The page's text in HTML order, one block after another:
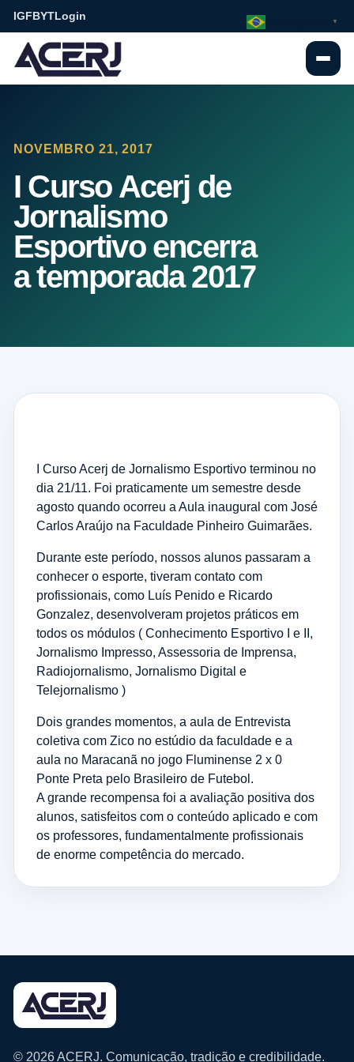
IGFBYTLogin
NOVEMBRO 21, 2017
I Curso Acerj de
Jornalismo
Esportivo encerra
a temporada 2017
I Curso Acerj de Jornalismo Esportivo terminou no
dia 21/11. Foi praticamente um semestre desde
agosto quando ocorreu a Aula inaugural com José
Carlos Araújo na Faculdade Pinheiro Guimarães.
Durante este período, nossos alunos passaram a
conhecer o esporte, tiveram contato com
profissionais, como Luís Penido e Ricardo
Gonzalez, desenvolveram projetos práticos em
todos os módulos ( Conhecimento Esportivo I e II,
Jornalismo Impresso, Assessoria de Imprensa,
Radiojornalismo, Jornalismo Digital e
Telejornalismo )
Dois grandes momentos, a aula de Entrevista
coletiva com Zico no estúdio da faculdade e a
aula no Maracanã no jogo Fluminense 2 x 0
Ponte Preta pelo Brasileiro de Futebol.
A grande recompensa foi a avaliação positiva dos
alunos, satisfeitos com o conteúdo aplicado e com
os professores, fundamentalmente profissionais
de enorme competência do mercado.
© 2026 ACERJ. Comunicação, tradição e credibilidade.
▼